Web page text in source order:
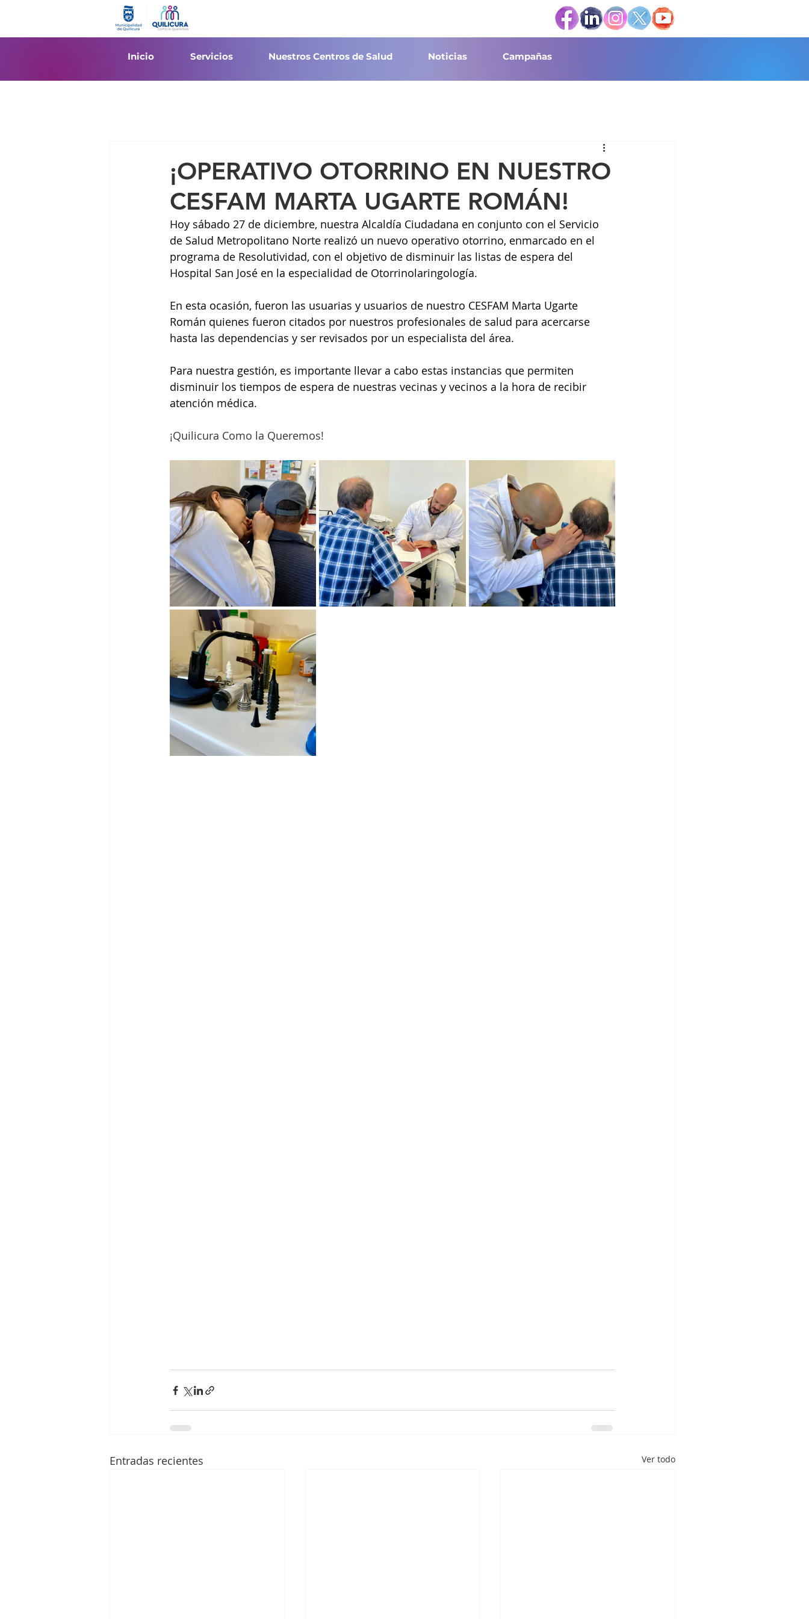
Inicio Servicios Nuestros Centros de Salud Noticias Campañas
¡OPERATIVO OTORRINO EN NUESTRO
CESFAM MARTA UGARTE ROMÁN!
Hoy sábado 27 de diciembre, nuestra Alcaldía Ciudadana en conjunto con el Servicio
de Salud Metropolitano Norte realizó un nuevo operativo otorrino, enmarcado en el
programa de Resolutividad, con el objetivo de disminuir las listas de espera del
Hospital San José en la especialidad de Otorrinolaringología.
En esta ocasión, fueron las usuarias y usuarios de nuestro CESFAM Marta Ugarte
Román quienes fueron citados por nuestros profesionales de salud para acercarse
hasta las dependencias y ser revisados por un especialista del área.
Para nuestra gestión, es importante llevar a cabo estas instancias que permiten
disminuir los tiempos de espera de nuestras vecinas y vecinos a la hora de recibir
atención médica.
¡Quilicura Como la Queremos!
Entradas recientes Ver todo